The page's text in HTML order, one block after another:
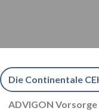
Die Continentale
ADVIGON